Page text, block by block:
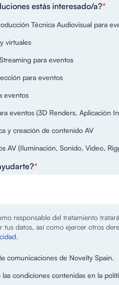
estás interesado/a?*
Técnica Audiovisual para
virtuales
para eventos
para eventos
eventos
eventos (3D Renders, Aplicación
y creación de contenido AV
AV (Iluminación, Sonido, Video,
*
responsable del tratamiento
tus datos, así como ejercer otros
.
comunicaciones de Novelty Spain.
condiciones contenidas en la